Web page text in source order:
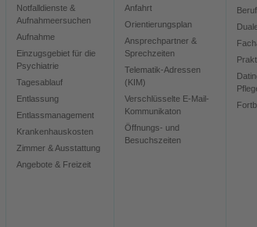
Notfalldienste &
Aufnahmeersuchen
Aufnahme
Einzugsgebiet für die
Psychiatrie
Tagesablauf
Entlassung
Entlassmanagement
Krankenhauskosten
Zimmer & Ausstattung
Angebote & Freizeit
Anfahrt
Orientierungsplan
Ansprechpartner &
Sprechzeiten
Telematik-Adressen
(KIM)
Verschlüsselte E-Mail-
Kommunikaton
Öffnungs- und
Besuchszeiten